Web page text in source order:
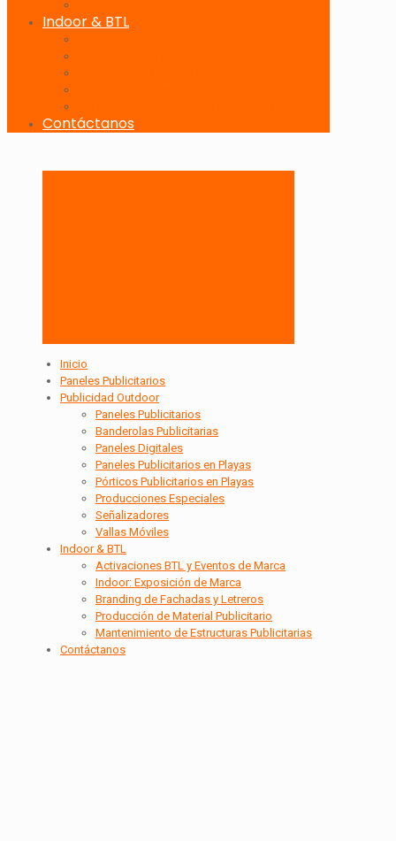
Indoor & BTL
Contáctanos
Inicio
Paneles Publicitarios
Publicidad Outdoor
Paneles Publicitarios
Banderolas Publicitarias
Paneles Digitales
Paneles Publicitarios en Playas
Pórticos Publicitarios en Playas
Producciones Especiales
Señalizadores
Vallas Móviles
Indoor & BTL
Activaciones BTL y Eventos de Marca
Indoor: Exposición de Marca
Branding de Fachadas y Letreros
Producción de Material Publicitario
Mantenimiento de Estructuras Publicitarias
Contáctanos